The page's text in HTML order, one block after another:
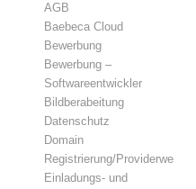
AGB
Baebeca Cloud
Bewerbung
Bewerbung –
Softwareentwickler
Bildberabeitung
Datenschutz
Domain
Registrierung/Providerwechsel
Einladungs- und